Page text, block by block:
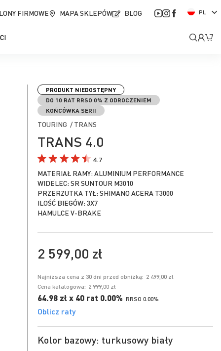
FIRMOWE MAPA SKLEPÓW BLOG
J
y
PL
Moje
TRANS 4.0
4.7
PRODUKT NIEDOSTĘPNY
DO 10 RAT RRSO 0% Z ODROCZENIEM
KOŃCÓWKA SERII
TOURING / TRANS
MATERIAŁ RAMY: ALUMINIUM PERFORMANCE
WIDELEC: SR SUNTOUR M3010
PRZERZUTKA TYŁ: SHIMANO ACERA T3000
ILOŚĆ BIEGÓW: 3X7
HAMULCE V-BRAKE
Kolor bazowy: turkusowy biały
2 599,00 zł
Najniższa cena z 30 dni przed obniżką: 2 499,00 zł
Cena katalogowa: 2 999,00 zł
64.98 zł x 40 rat 0.00% RRSO 0.00%
Oblicz raty